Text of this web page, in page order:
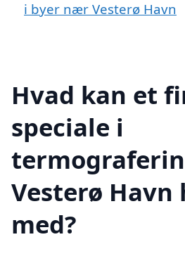
i byer nær Vesterø Havn
Hvad kan et
speciale i
Vesterø
med?